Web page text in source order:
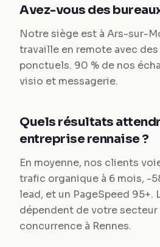
Avez-vous des
Notre siège est à Ars-sur-
travaille en remote avec
ponctuels. 90 % de nos
visio et messagerie.
Quels résultats
entreprise rennaise ?
En moyenne, nos clients
trafic organique à 6 mois, -
lead, et un PageSpeed 95+.
dépendent de votre secteur
concurrence à Rennes.